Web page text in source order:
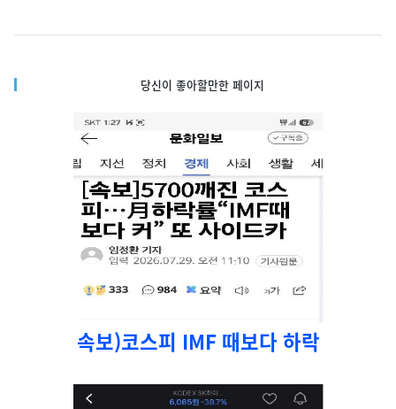
당신이 좋아할만한 페이지
속보)코스피 IMF 때보다 하락